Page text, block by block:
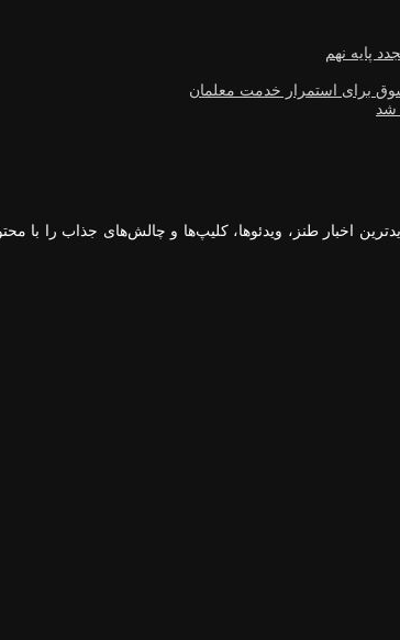
پایه نهم
شد
اخبار طنز، ویدئوها، کلیپ‌ها و چالش‌های جذاب را با